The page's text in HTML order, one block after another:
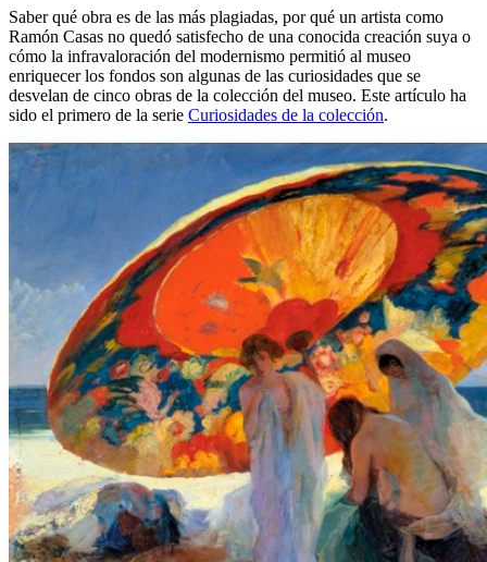
Saber qué obra es de las más plagiadas, por qué un artista como
Ramón Casas no quedó satisfecho de una conocida creación suya o
cómo la infravaloración del modernismo permitió al museo
enriquecer los fondos son algunas de las curiosidades que se
desvelan de cinco obras de la colección del museo. Este artículo ha
sido el primero de la serie Curiosidades de la colección.